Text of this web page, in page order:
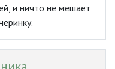
и ничто не мешает